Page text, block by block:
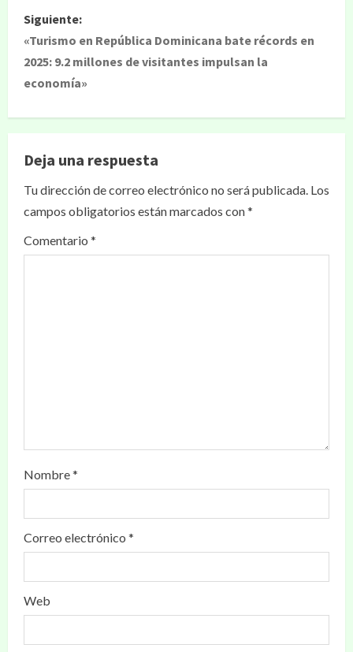
Siguiente:
«Turismo en República Dominicana bate récords en
2025: 9.2 millones de visitantes impulsan la
economía»
Deja una respuesta
Tu dirección de correo electrónico no será publicada. Los
campos obligatorios están marcados con*
Comentario *
Nombre*
Correo electrónico *
Web